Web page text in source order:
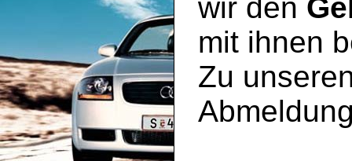
wir den
mit ihnen
Zu